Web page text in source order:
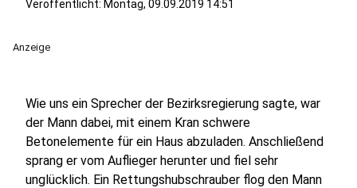
Veröffentlicht: Montag, 09.09.2019 14:51
Anzeige
Wie uns ein Sprecher der Bezirksregierung sagte, war
der Mann dabei, mit einem Kran schwere
Betonelemente für ein Haus abzuladen. Anschließend
sprang er vom Auflieger herunter und fiel sehr
unglücklich. Ein Rettungshubschrauber flog den Mann